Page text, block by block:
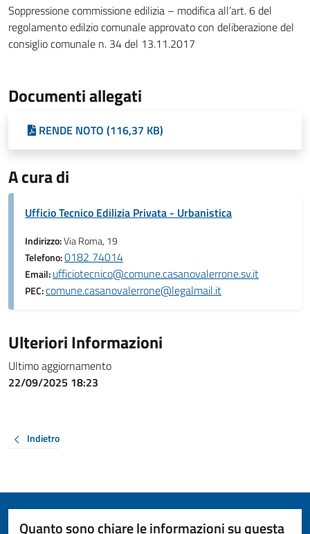
Soppressione commissione edilizia – modifica all’art. 6 del
regolamento edilzio comunale approvato con deliberazione del
consiglio comunale n. 34 del 13.11.2017
Documenti allegati
RENDE NOTO (116,37 KB)
A cura di
Ufficio Tecnico Edilizia Privata - Urbanistica
Indirizzo:Via Roma, 19
Telefono:0182 74014
Email:ufficiotecnico@comune.casanovalerrone.sv.it
PEC:comune.casanovalerrone@legalmail.it
Ulteriori Informazioni
Ultimo aggiornamento
22/09/2025 18:23
Indietro
Quanto sono chiare le informazioni su questa